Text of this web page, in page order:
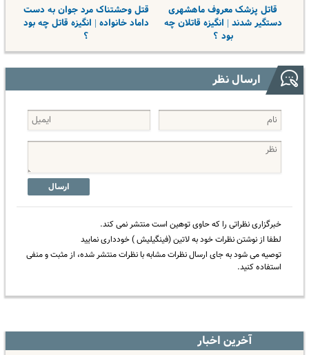
قاتل پزشک معروف ماهشهری
دستگیر شدند | انگیزه قاتلان چه
بود ؟
قتل وحشتناک مرد جوان به دست
داماد خانواده | انگیزه قاتل چه بود
؟
ارسال نظر
ارسال
خبرگزاری نظراتی را که حاوی توهین است منتشر نمی کند.
لطفا از نوشتن نظرات خود به لاتین (فینگیلیش ) خودداری نمایید
توصیه می شود به جای ارسال نظرات مشابه با نظرات منتشر شده، از مثبت و منفی
استفاده کنید.
آخرین اخبار